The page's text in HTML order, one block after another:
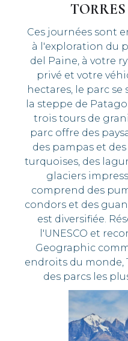
Ces journées sont
à l'exploration du
del Paine, à votre
privé et votre
hectares, le parc
la steppe de
trois tours de
parc offre des
des pampas et
turquoises, des
glaciers
comprend des
condors et des
est diversifiée.
l'UNESCO et
Geographic
endroits du monde,
des parcs les